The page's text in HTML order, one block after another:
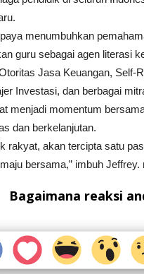
menumbuhkan
guru sebagai agen literasi
Jasa Keuangan, Self-
Investasi, dan berbagai
menjadi momentum
dan berkelanjutan.
rakyat, akan tercipta satu
bersama,” imbuh Jeffrey.
Bagaimana reaksi